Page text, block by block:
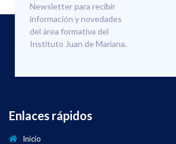
Newsletter para recibir
información y novedades
del área formativa del
Instituto Juan de Mariana.
Enlaces rápidos
Inicio